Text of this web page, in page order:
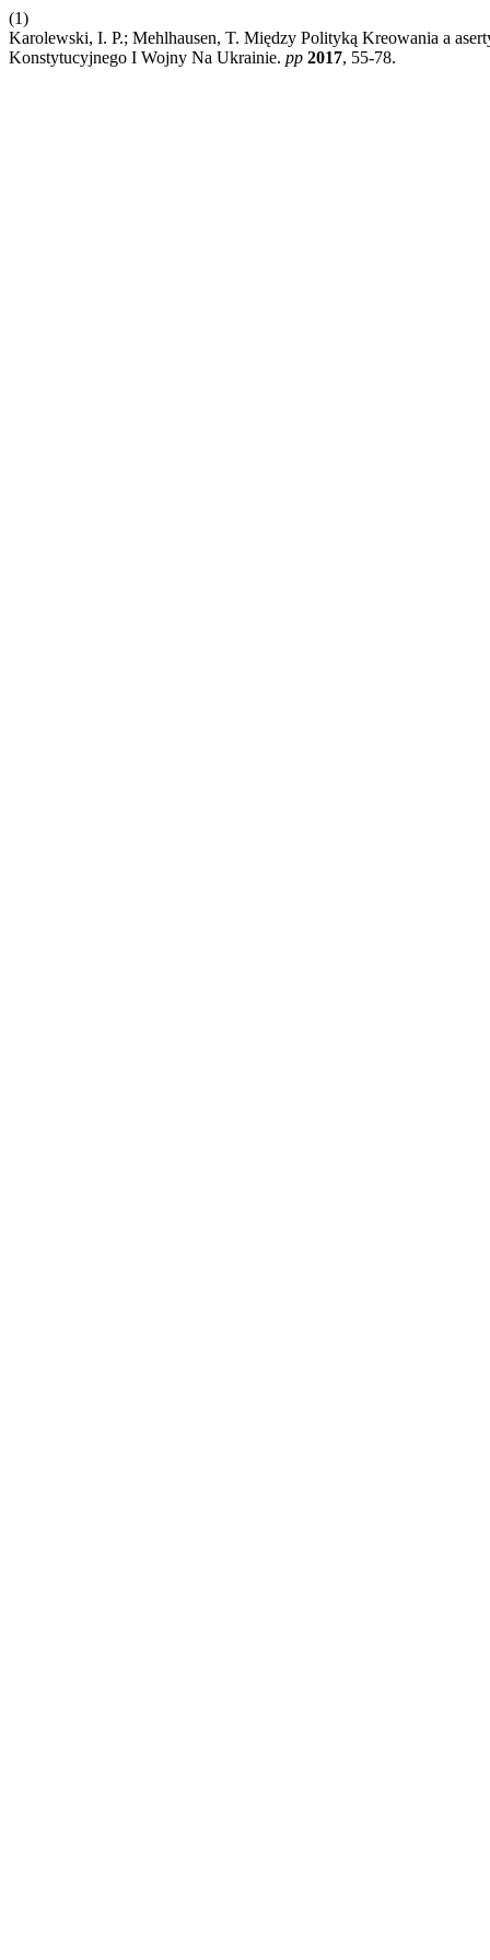
(1)
Karolewski, I. P.; Mehlhausen, T. Między Polityką Kreowania a
Konstytucyjnego I Wojny Na Ukrainie. pp 2017, 55-78.